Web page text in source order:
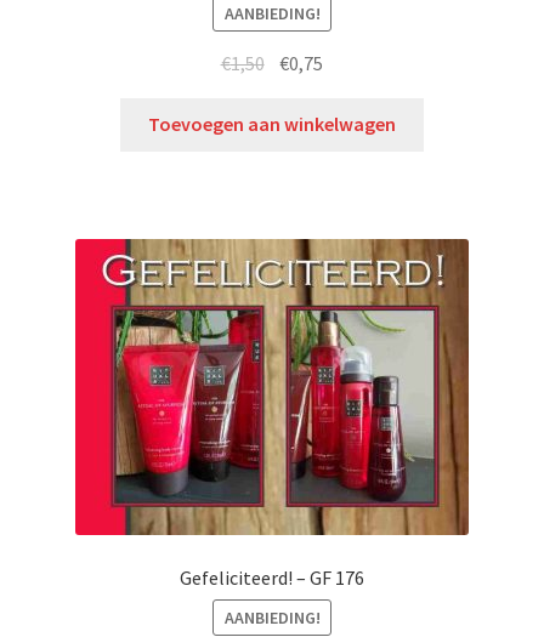
AANBIEDING!
€1,50 €0,75
Toevoegen aan winkelwagen
Gefeliciteerd! – GF 176
AANBIEDING!